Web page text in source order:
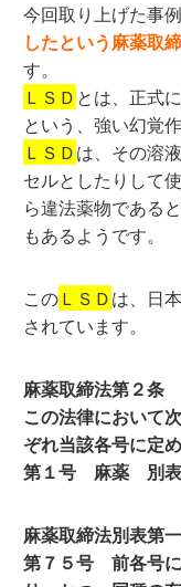
今回取り上げた事
したという麻薬取
す。
ＬＳＤ とは、正式
という、強い幻覚
ＬＳＤは、その溶
セルとしたりして
ら違法薬物である
もあるようです。
このＬＳＤは、日
されています。
麻薬取締法第２条
この法律において
ぞれ当該各号に定
第１号 麻薬 別表
麻薬取締法別表第一
第７５号 前各号